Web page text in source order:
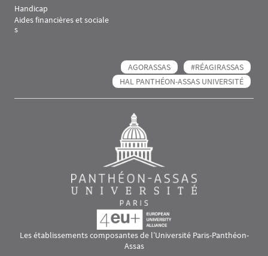
Handicap
Aides financières et sociale
s
AGORASSAS
#RÉAGIRASSAS
HAL PANTHÉON-ASSAS UNIVERSITÉ
Les établissements composantes de l’Université Paris-Panthéon-
Assas